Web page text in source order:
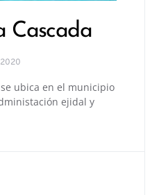
Cascada
ubica en el municipio
ejidal y